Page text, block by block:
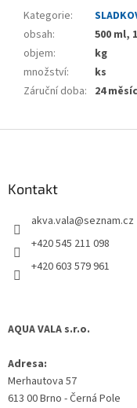
Kategorie:
obsah:
500 ml,
objem:
kg
množství:
ks
Záruční doba: 24
Kontakt
akva.vala@seznam.cz
+420 545 211 098
+420 603 579 961
AQUA VALA s.r.o.
Adresa:
Merhautova 57
613 00 Brno - Černá Pole